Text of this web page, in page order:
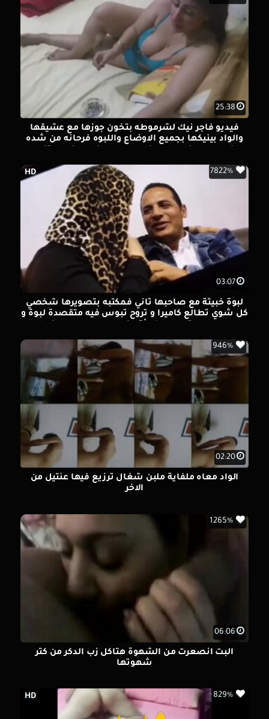
25:38
فيديو فاجر نيك لشرموطه بتخون جوزها مع عشيقها
والواد بينيكها بجميع الاوضاع واللبوه فرحانه من شده
03:07
HD 7822%
لبوة خبيثة مع صاحبها ثاني فمكتبه بتصويرها شخصي
كل شوي تطالع كاميرا و تروح تبوس فيه متقصدة لبوة و
02:20
946%
الواد معاه ملفاية ملبن شغال ترزيع فيها عنتيل من
الاخر
06:06
1265%
البت انصعرت من الشهوة هتاكل زب الدكر من كتر
شهوتها
HD 829%